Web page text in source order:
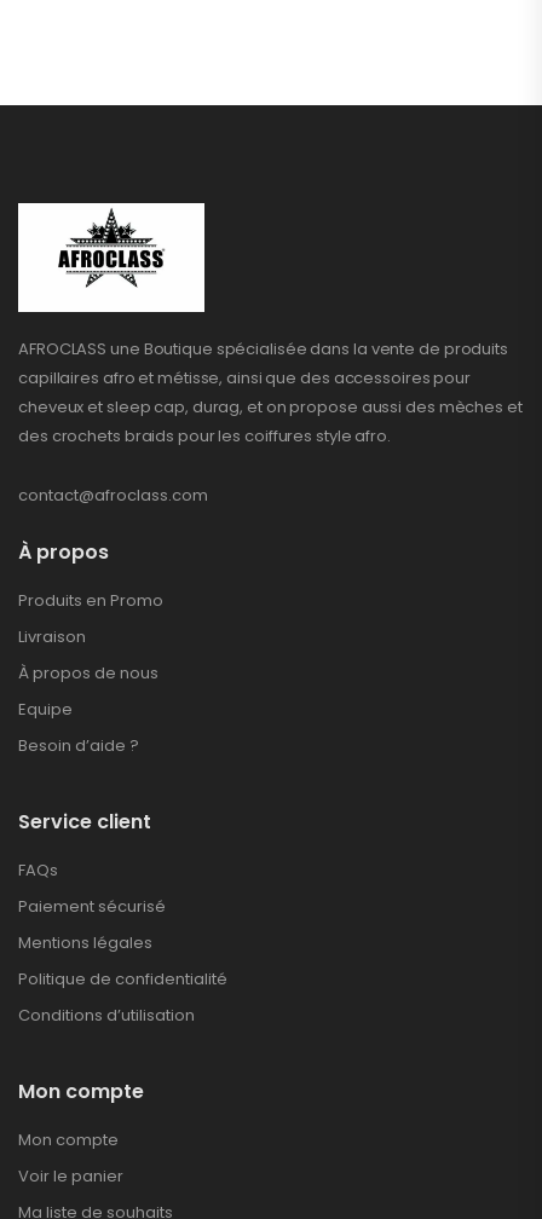
AFROCLASS une Boutique spécialisée dans la vente de produits
capillaires afro et métisse, ainsi que des accessoires pour
cheveux et sleep cap, durag, et on propose aussi des mèches et
des crochets braids pour les coiffures style afro.
contact@afroclass.com
À propos
Produits en Promo
Livraison
À propos de nous
Equipe
Besoin d’aide ?
Service client
FAQs
Paiement sécurisé
Mentions légales
Politique de confidentialité
Conditions d’utilisation
Mon compte
Mon compte
Voir le panier
Ma liste de souhaits